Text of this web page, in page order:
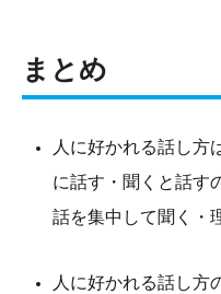
まとめ
人に好かれる話し方
に話す・聞くと話す
話を集中して聞く・
人に好かれる話し方